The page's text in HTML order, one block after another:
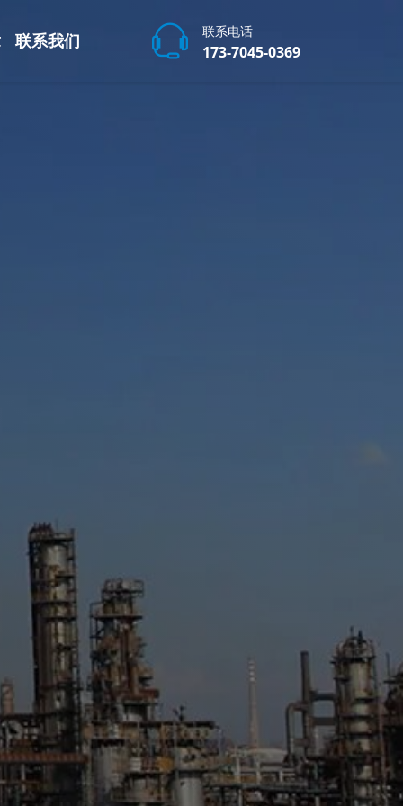
联系我们 联系电话
173-7045-0369